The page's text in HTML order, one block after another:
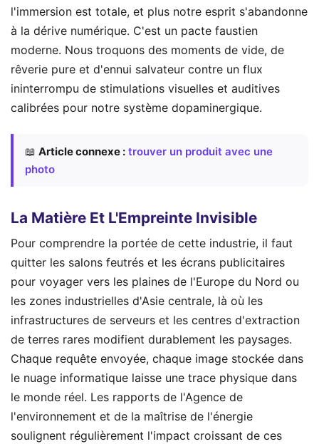
l'immersion est totale, et plus notre esprit s'abandonne
à la dérive numérique. C'est un pacte faustien
moderne. Nous troquons des moments de vide, de
rêverie pure et d'ennui salvateur contre un flux
ininterrompu de stimulations visuelles et auditives
calibrées pour notre système dopaminergique.
📖 Article connexe : trouver un produit avec une
photo
La Matière Et L'Empreinte Invisible
Pour comprendre la portée de cette industrie, il faut
quitter les salons feutrés et les écrans publicitaires
pour voyager vers les plaines de l'Europe du Nord ou
les zones industrielles d'Asie centrale, là où les
infrastructures de serveurs et les centres d'extraction
de terres rares modifient durablement les paysages.
Chaque requête envoyée, chaque image stockée dans
le nuage informatique laisse une trace physique dans
le monde réel. Les rapports de l'Agence de
l'environnement et de la maîtrise de l'énergie
soulignent régulièrement l'impact croissant de ces